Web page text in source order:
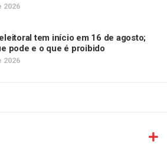
2026
tem início em 16 de agosto;
pode e o que é proibido
2026